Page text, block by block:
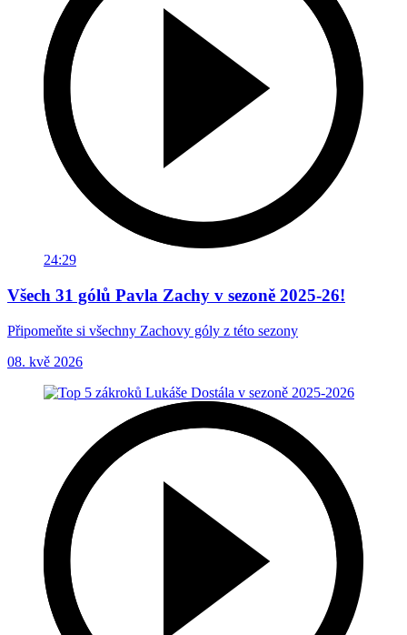
24:29
Všech 31 gólů Pavla Zachy v sezoně 2025-26!
Připomeňte si všechny Zachovy góly z této sezony
08. kvě 2026